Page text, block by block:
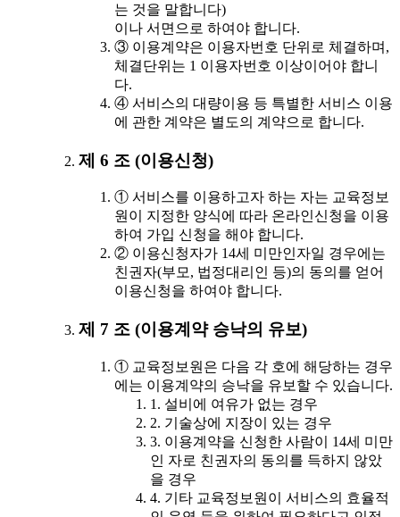
는 것을 말합니다)
이나 서면으로 하여야 합니다.
③ 이용계약은 이용자번호 단위로 체결하며,
체결단위는 1 이용자번호 이상이어야 합니
다.
④ 서비스의 대량이용 등 특별한 서비스 이용
에 관한 계약은 별도의 계약으로 합니다.
제 6 조 (이용신청)
① 서비스를 이용하고자 하는 자는 교육정보
원이 지정한 양식에 따라 온라인신청을 이용
하여 가입 신청을 해야 합니다.
② 이용신청자가 14세 미만인자일 경우에는
친권자(부모, 법정대리인 등)의 동의를 얻어
이용신청을 하여야 합니다.
제 7 조 (이용계약 승낙의 유보)
① 교육정보원은 다음 각 호에 해당하는 경우
에는 이용계약의 승낙을 유보할 수 있습니다.
1. 설비에 여유가 없는 경우
2. 기술상에 지장이 있는 경우
3. 이용계약을 신청한 사람이 14세 미만
인 자로 친권자의 동의를 득하지 않았
을 경우
4. 기타 교육정보원이 서비스의 효율적